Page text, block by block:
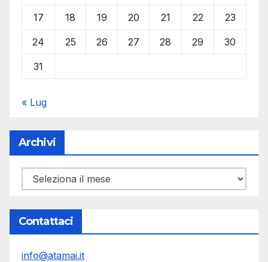
17 18 19 20 21 22 23
24 25 26 27 28 29 30
31
« Lug
Archivi
Archivi
Contattaci
info@atamai.it